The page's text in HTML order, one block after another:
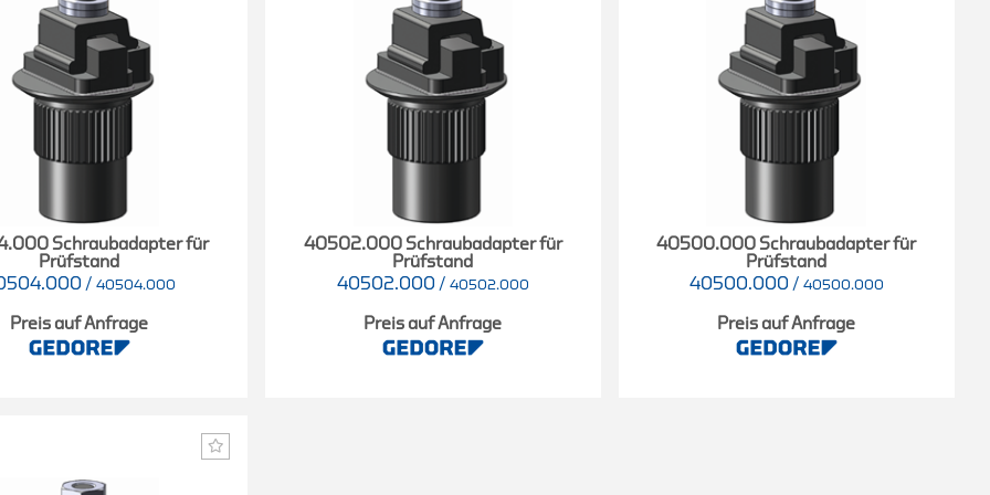
Schraubadapter für
Prüfstand
/ 40504.000
Preis auf Anfrage
40502.000 Schraubadapter für
Prüfstand
40502.000 / 40502.000
Preis auf Anfrage
40500.000 Schraubadapter für
Prüfstand
40500.000 / 40500.000
Preis auf Anfrage